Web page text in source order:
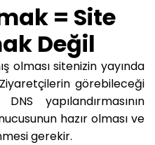
= Site
Değil
olması sitenizin yayında
görebileceği
yapılandırmasının
hazır olması ve
gerekir.